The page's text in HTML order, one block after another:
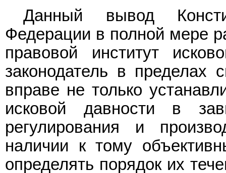
Данный вывод
Федерации в полной мере
правовой институт
законодатель в пределах
вправе не только
исковой давности в
регулирования и
наличии к тому
определять порядок их